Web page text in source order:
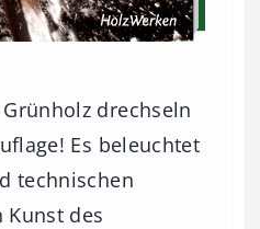
drechseln
Es beleuchtet
technischen
Kunst des